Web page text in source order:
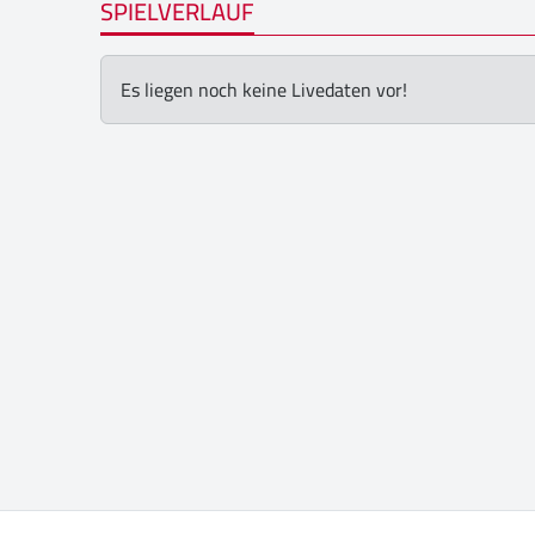
SPIELVERLAUF
Es liegen noch keine Livedaten vor!